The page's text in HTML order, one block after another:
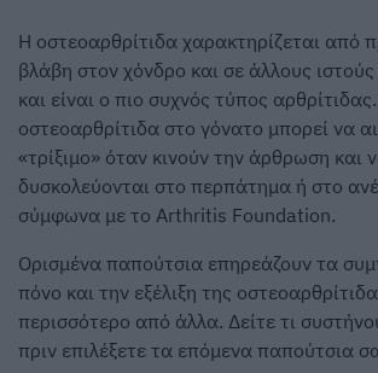
Η οστεοαρθρίτιδα χαρακτηρίζεται από
βλάβη στον χόνδρο και σε άλλους
και είναι ο πιο συχνός τύπος
οστεοαρθρίτιδα στο γόνατο μπορεί να
«τρίξιμο» όταν κινούν την άρθρωση και
δυσκολεύονται στο περπάτημα ή στο
σύμφωνα με το Arthritis Foundation.
Ορισμένα παπούτσια επηρεάζουν τα
πόνο και την εξέλιξη της
περισσότερο από άλλα. Δείτε τι
πριν επιλέξετε τα επόμενα παπούτσια